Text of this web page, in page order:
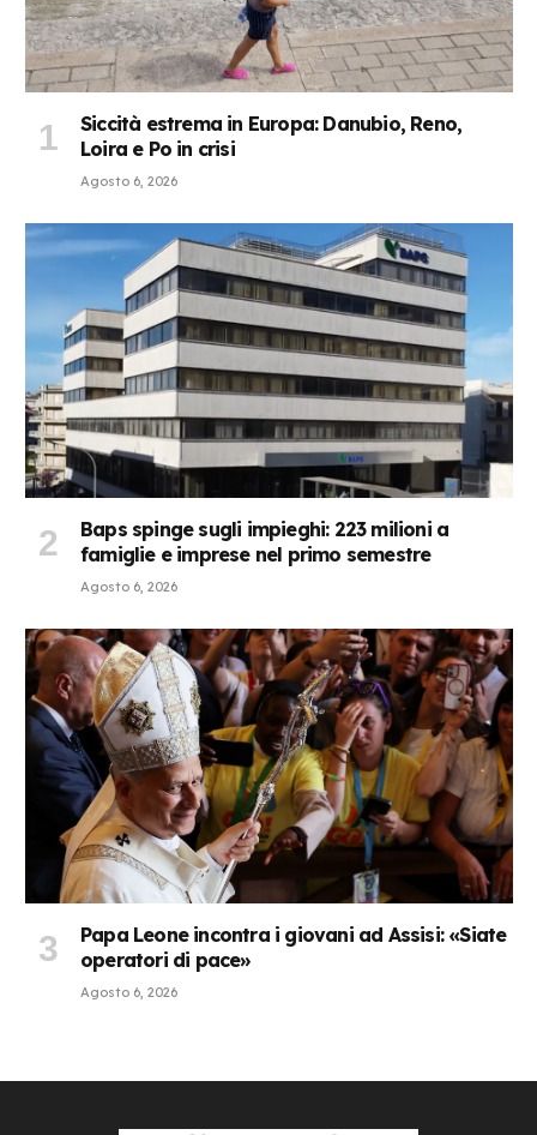
Siccità estrema in Europa: Danubio, Reno,
Loira e Po in crisi
Agosto 6, 2026
Baps spinge sugli impieghi: 223 milioni a
famiglie e imprese nel primo semestre
Agosto 6, 2026
Papa Leone incontra i giovani ad Assisi: «Siate
operatori di pace»
Agosto 6, 2026